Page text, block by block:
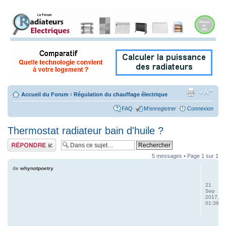
Accueil du Forum ‹ Régulation du chauffage électrique
FAQ M’enregistrer Connexion
Thermostat radiateur bain d'huile ?
Répondre
5 messages • Page 1 sur 1
de whynotpoetry
21
Sep
2017,
01:39